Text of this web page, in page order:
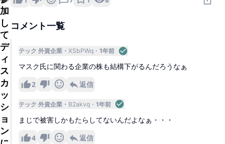
加
し
て
デ
ィ
ス
カ
ッ
シ
ョ
ン
コメント一覧
テック 外資企業 XSbPWq 1年前
マスク氏に関わる企業の株も結構下がるんだろうなぁ
2 返信
テック 外資企業 B2akvq 1年前
まじで被害しかもたらしてないんだよなぁ・・・
4 返信